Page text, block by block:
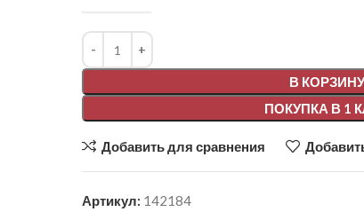
В КОРЗИНУ
ПОКУПКА В 1
Alternative:
Добавить для сравнения
Артикул: 142184